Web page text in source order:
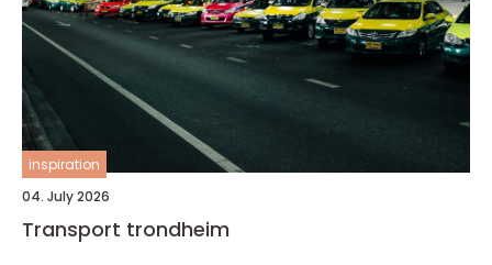
inspiration
04. July 2026
Transport trondheim